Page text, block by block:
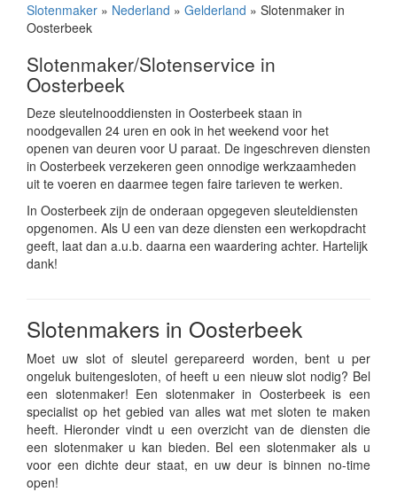
Slotenmaker » Nederland » Gelderland » Slotenmaker in
Oosterbeek
Slotenmaker/Slotenservice in
Oosterbeek
Deze sleutelnooddiensten in Oosterbeek staan in
noodgevallen 24 uren en ook in het weekend voor het
openen van deuren voor U paraat. De ingeschreven diensten
in Oosterbeek verzekeren geen onnodige werkzaamheden
uit te voeren en daarmee tegen faire tarieven te werken.
In Oosterbeek zijn de onderaan opgegeven sleuteldiensten
opgenomen. Als U een van deze diensten een werkopdracht
geeft, laat dan a.u.b. daarna een waardering achter. Hartelijk
dank!
Slotenmakers in Oosterbeek
Moet uw slot of sleutel gerepareerd worden, bent u per
ongeluk buitengesloten, of heeft u een nieuw slot nodig? Bel
een slotenmaker! Een slotenmaker in Oosterbeek is een
specialist op het gebied van alles wat met sloten te maken
heeft. Hieronder vindt u een overzicht van de diensten die
een slotenmaker u kan bieden. Bel een slotenmaker als u
voor een dichte deur staat, en uw deur is binnen no-time
open!